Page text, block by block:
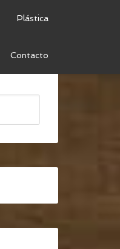
Plástica
Contacto